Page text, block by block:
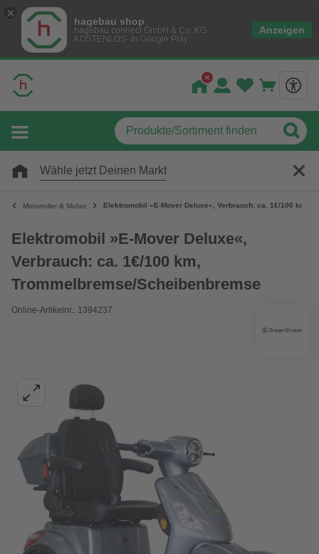
hagebau shop
hagebau connect GmbH & Co. KG
KOSTENLOS- In Google Play
Anzeigen
Wähle jetzt Deinen Markt
Motorroller & Mofas Elektromobil »E-Mover Deluxe«, Verbrauch: ca. 1€/100 km,
Elektromobil »E-Mover Deluxe«,
Verbrauch: ca. 1€/100 km,
Trommelbremse/Scheibenbremse
Online-Artikelnr.: 1394237